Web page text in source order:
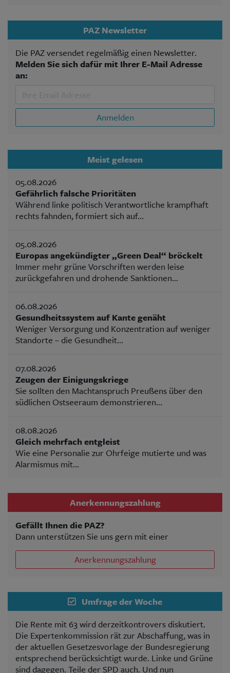
PAZ Newsletter
Die PAZ versendet regelmäßig einen Newsletter.
Melden Sie sich dafür mit Ihrer E-Mail Adresse
an:
Anmelden
Meist gelesen
05.08.2026
Gefährlich falsche Prioritäten
Während linke politisch Verantwortliche krampfhaft
rechts fahnden, formiert sich auf...
05.08.2026
Europas angekündigter „Green Deal“ bröckelt
Immer mehr grüne Vorschriften werden leise
zurückgefahren und drohende Sanktionen...
06.08.2026
Gesundheitssystem auf Kante genäht
Weniger Versorgung und Konzentration auf weniger
Standorte – die Gesundheit...
07.08.2026
Zeugen der Einigungskriege
Sie sollten den Machtanspruch Preußens über den
südlichen Ostseeraum demonstrieren...
08.08.2026
Gleich mehrfach entgleist
Wie eine Personalie zur Ohrfeige mutierte und was
Alarmismus mit...
Anerkennungszahlung
Gefällt Ihnen die PAZ?
Dann unterstützen Sie uns gern mit einer
Anerkennungszahlung
Umfrage der Woche
Die Rente mit 63 wird derzeitkontrovers diskutiert.
Die Expertenkommission rät zur Abschaffung, was in
der aktuellen Gesetzesvorlage der Bundesregierung
entsprechend berücksichtigt wurde. Linke und Grüne
sind dagegen. Teile der SPD auch. Und nun